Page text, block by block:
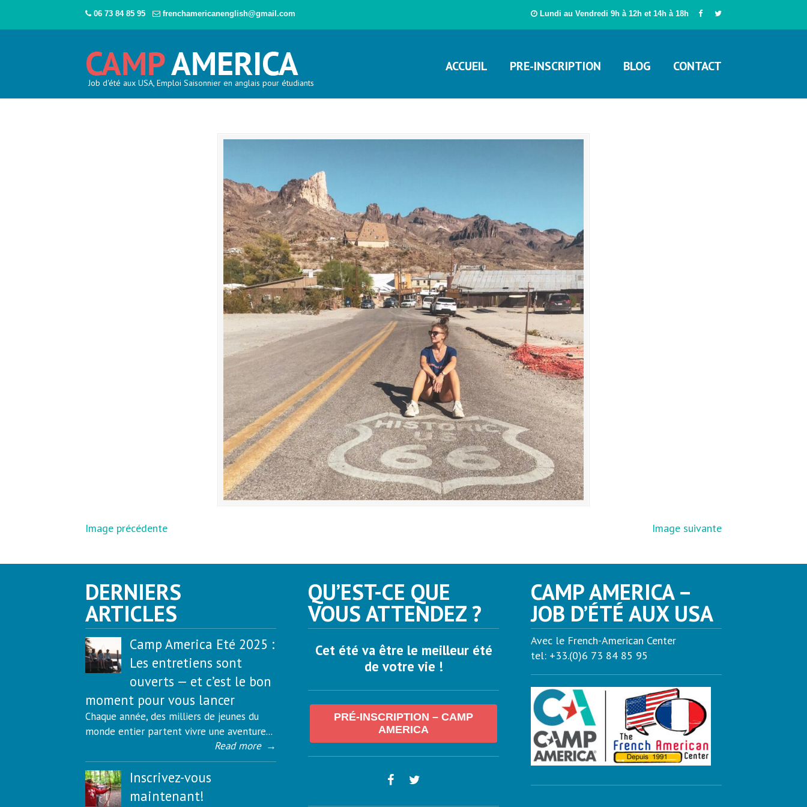
06 73 84 85 95 frenchamericanenglish@gmail.com Lundi au Vendredi 9h à 12h et 14h à 18h
Job d'été aux USA, Emploi Saisonnier en anglais pour étudiants
ACCUEIL PRE-INSCRIPTION BLOG CONTACT
Image précédente Image suivante
DERNIERS
ARTICLES
Camp America Eté 2025 :
Les entretiens sont
ouverts — et c’est le bon
moment pour vous lancer
Chaque année, des milliers de jeunes du
monde entier partent vivre une aventure...
Read more →
Inscrivez-vous
maintenant!
QU’EST-CE QUE
VOUS ATTENDEZ ?
Cet été va être le meilleur été
de votre vie !
PRÉ-INSCRIPTION – CAMP
AMERICA
CAMP AMERICA –
JOB D’ÉTÉ AUX USA
Avec le French-American Center
tel: +33.(0)6 73 84 85 95